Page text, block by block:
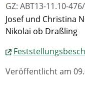
GZ: ABT13-11.10-
Josef und Christina
Nikolai ob Draßling
Veröffentlicht am